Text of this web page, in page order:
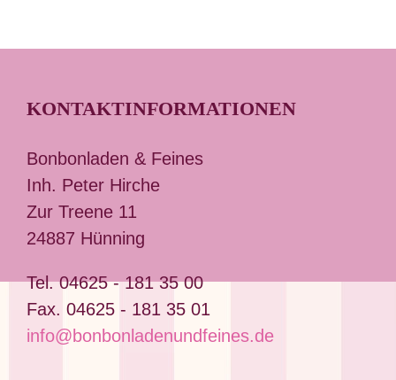
KONTAKTINFORMATIONEN
Bonbonladen & Feines
Inh. Peter Hirche
Zur Treene 11
24887 Hünning
Tel. 04625 - 181 35 00
Fax. 04625 - 181 35 01
info@bonbonladenundfeines.de